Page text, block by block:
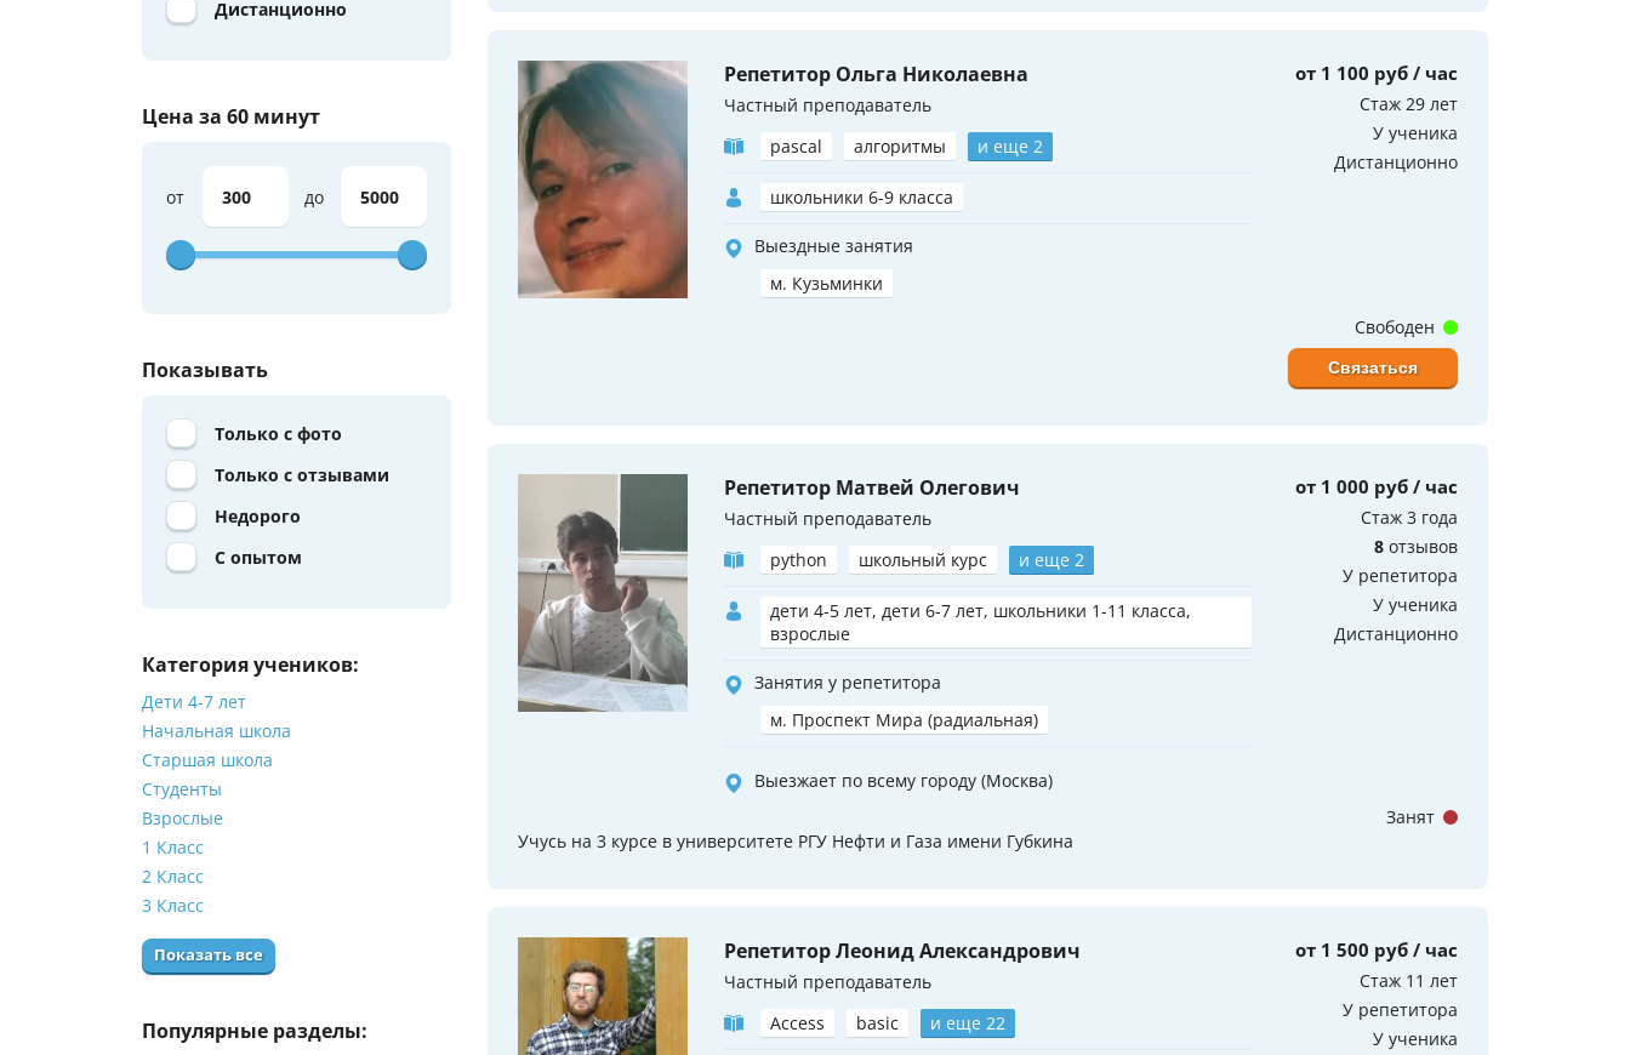
Дистанционно
Цена за 60 минут
от до
Показывать
Только с фото
Только с отзывами
Недорого
С опытом
Категория учеников:
Дети 4-7 лет
Начальная школа
Старшая школа
Студенты
Взрослые
1 Класс
2 Класс
3 Класс
Показать все
Популярные разделы:
Репетитор Ольга Николаевна
Частный преподаватель
pascal
алгоритмы и еще 2
школьники 6-9 класса
Выездные занятия
м. Кузьминки
от 1 100 руб / час
Стаж 29 лет
У ученика
Дистанционно
Свободен
Связаться
Репетитор Матвей Олегович
Частный преподаватель
python
школьный курс и еще 2
дети 4-5 лет, дети 6-7 лет, школьники 1-11 класса,
взрослые
Занятия у репетитора
м. Проспект Мира (радиальная)
Выезжает по всему городу (Москва)
от 1 000 руб / час
Стаж 3 года
8 отзывов
У репетитора
У ученика
Дистанционно
Учусь на 3 курсе в университете РГУ Нефти и Газа имени Губкина
Занят
Репетитор Леонид Александрович
Частный преподаватель
Access
basic и еще 22
от 1 500 руб / час
Стаж 11 лет
У репетитора
У ученика